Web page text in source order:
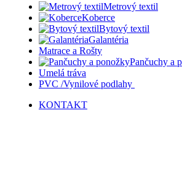
Metrový textil
Koberce
Bytový textil
Galantéria
Matrace a Rošty
Pančuchy a
Umelá tráva
PVC /Vynilové podlahy
KONTAKT